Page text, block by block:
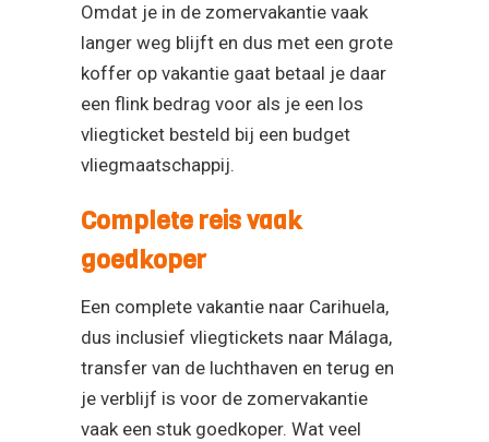
Omdat je in de zomervakantie vaak
langer weg blijft en dus met een grote
koffer op vakantie gaat betaal je daar
een flink bedrag voor als je een los
vliegticket besteld bij een budget
vliegmaatschappij.
Complete reis vaak
goedkoper
Een complete vakantie naar Carihuela,
dus inclusief vliegtickets naar Málaga,
transfer van de luchthaven en terug en
je verblijf is voor de zomervakantie
vaak een stuk goedkoper. Wat veel